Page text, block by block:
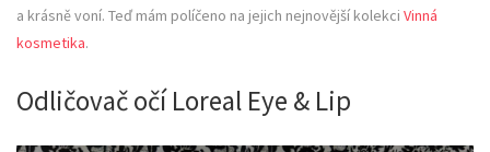
a krásně voní. Teď mám políčeno na jejich nejnovější kolekci Vinná
kosmetika.
Odličovač očí Loreal Eye & Lip